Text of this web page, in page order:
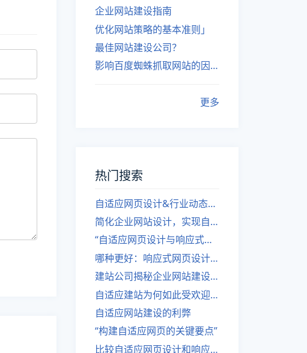
企业网站建设指南
优化网站策略的基本准则」
最佳网站建设公司？
影响百度蜘蛛抓取网站的因素有哪些？
更多
热门搜索
自适应网页设计&行业动态，关注建站。
简化企业网站设计，实现自适应设计的方法
“自适应网页设计与响应式网站建设的异同”
哪种更好：响应式网页设计还是自适应网站？
建站公司揭秘企业网站建设核心原则
自适应建站为何如此受欢迎？
自适应网站建设的利弊
“构建自适应网页的关键要点”
比较自适应网页设计和响应式网站的差异